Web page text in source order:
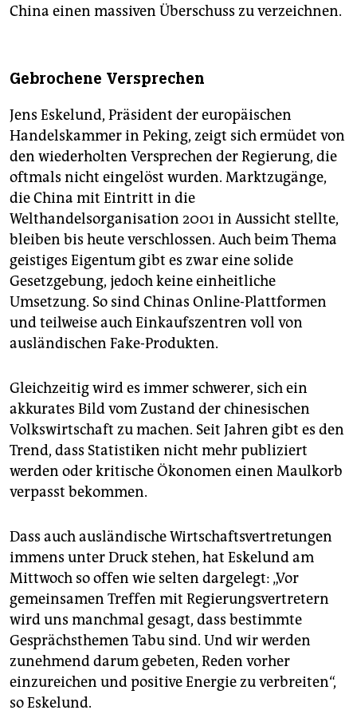
China einen massiven Überschuss zu verzeichnen.
Gebrochene Versprechen
Jens Eskelund, Präsident der europäischen
Handelskammer in Peking, zeigt sich ermüdet von
den wiederholten Versprechen der Regierung, die
oftmals nicht eingelöst wurden. Marktzugänge,
die China mit Eintritt in die
Welthandelsorganisation 2001 in Aussicht stellte,
bleiben bis heute verschlossen. Auch beim Thema
geistiges Eigentum gibt es zwar eine solide
Gesetzgebung, jedoch keine einheitliche
Umsetzung. So sind Chinas Online-Plattformen
und teilweise auch Einkaufszentren voll von
ausländischen Fake-Produkten.
Gleichzeitig wird es immer schwerer, sich ein
akkurates Bild vom Zustand der chinesischen
Volkswirtschaft zu machen. Seit Jahren gibt es den
Trend, dass Statistiken nicht mehr publiziert
werden oder kritische Ökonomen einen Maulkorb
verpasst bekommen.
Dass auch ausländische Wirtschaftsvertretungen
immens unter Druck stehen, hat Eskelund am
Mittwoch so offen wie selten dargelegt: „Vor
gemeinsamen Treffen mit Regierungsvertretern
wird uns manchmal gesagt, dass bestimmte
Gesprächsthemen Tabu sind. Und wir werden
zunehmend darum gebeten, Reden vorher
einzureichen und positive Energie zu verbreiten“,
so Eskelund.